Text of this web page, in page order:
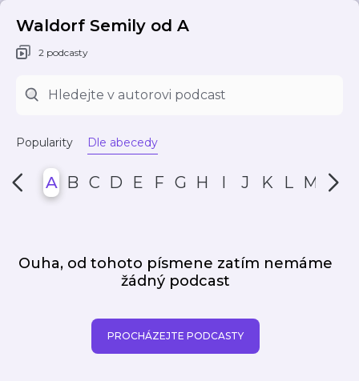
Waldorf Semily od A
2 podcasty
Popularity Dle abecedy
A B C D E F G H I J K L M N
Ouha, od tohoto písmene zatím nemáme
žádný podcast
PROCHÁZEJTE PODCASTY